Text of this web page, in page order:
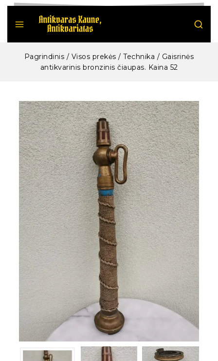
Pagrindinis / Visos prekės / Technika / Gaisrinės
antikvarinis bronzinis čiaupas. Kaina 52